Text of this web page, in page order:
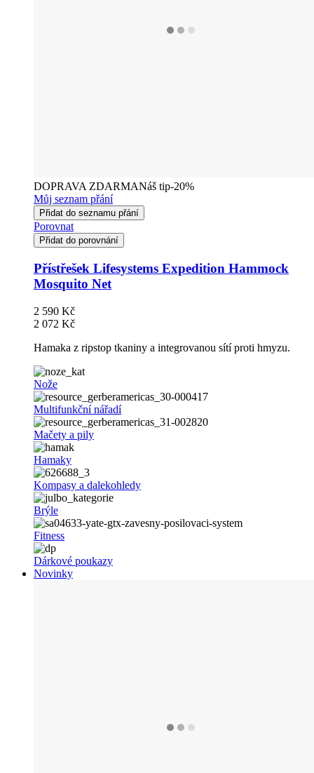
DOPRAVA ZDARMANáš tip-20%
Můj seznam přání
Přidat do seznamu přání
Porovnat
Přidat do porovnání
Přístřešek Lifesystems Expedition Hammock
Mosquito Net
2 590 Kč
2 072 Kč
Hamaka z ripstop tkaniny a integrovanou sítí proti hmyzu.
Nože
Multifunkční nářadí
Mačety a pily
Hamaky
Kompasy a dalekohledy
Brýle
Fitness
Dárkové poukazy
Novinky